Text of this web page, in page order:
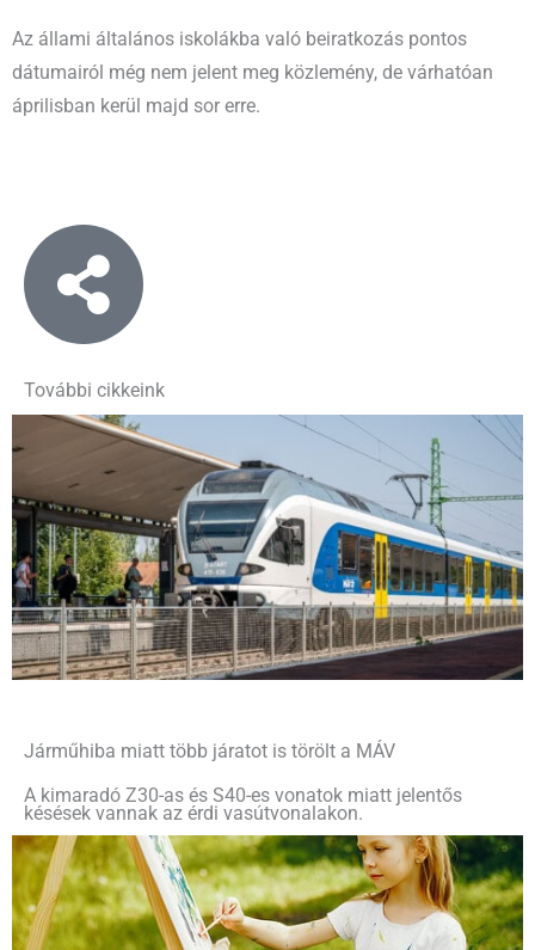
Az állami általános iskolákba való beiratkozás pontos
dátumairól még nem jelent meg közlemény, de várhatóan
áprilisban kerül majd sor erre.
További cikkeink
Járműhiba miatt több járatot is törölt a MÁV
A kimaradó Z30-as és S40-es vonatok miatt jelentős
késések vannak az érdi vasútvonalakon.